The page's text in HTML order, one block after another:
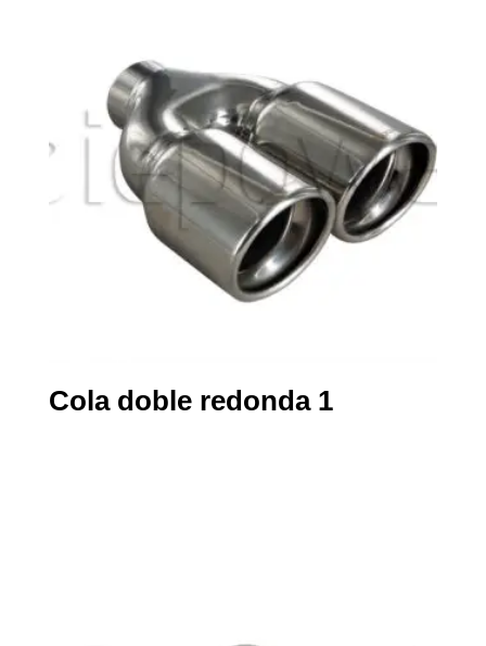
Cola doble redonda 1